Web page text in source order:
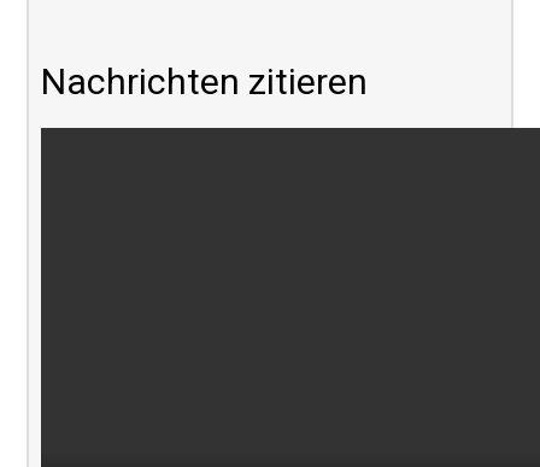
Nachrichten zitieren